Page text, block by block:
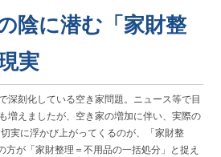
陰に潜む「家財整
実
深刻化している空き家問題。ニュース等で目
増えましたが、空き家の増加に伴い、実際の
実に浮かび上がってくるのが、「家財整
方が「家財整理＝不用品の一括処分」と捉え